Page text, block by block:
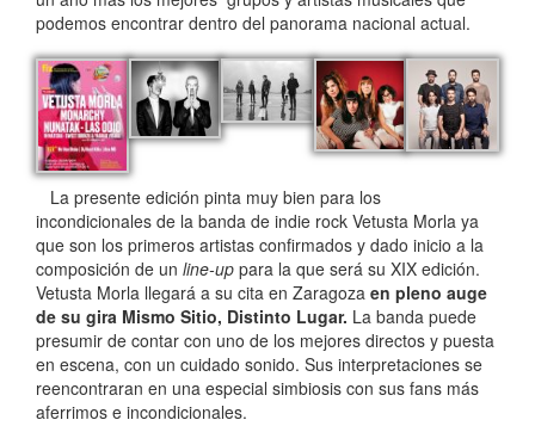
podemos encontrar dentro del panorama nacional actual.
La presente edición pinta muy bien para los
incondicionales de la banda de indie rock Vetusta Morla ya
que son los primeros artistas confirmados y dado inicio a la
composición de un line-up para la que será su XIX edición.
Vetusta Morla llegará a su cita en Zaragoza en pleno auge
de su gira Mismo Sitio, Distinto Lugar. La banda puede
presumir de contar con uno de los mejores directos y puesta
en escena, con un cuidado sonido. Sus interpretaciones se
reencontraran en una especial simbiosis con sus fans más
aferrimos e incondicionales.